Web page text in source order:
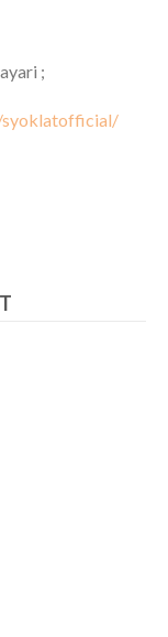
;
syoklatofficial/